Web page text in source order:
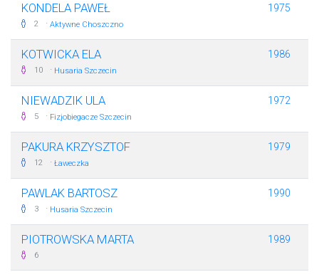
KONDELA PAWEŁ
2 · Aktywne Choszczno
1975
KOTWICKA ELA
10 · Husaria Szczecin
1986
NIEWADZIK ULA
5 · Fizjobiegacze Szczecin
1972
PAKURA KRZYSZTOF
12 · Ławeczka
1979
PAWLAK BARTOSZ
3 · Husaria Szczecin
1990
PIOTROWSKA MARTA
6
1989